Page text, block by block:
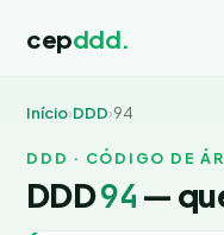
cepddd.
Início›DDD›94
DDD · CÓDIGO DE
DDD94 —